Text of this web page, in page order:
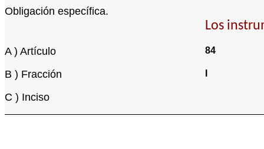
Obligación específica.
Los
A ) Artículo 84
B ) Fracción
C ) Inciso